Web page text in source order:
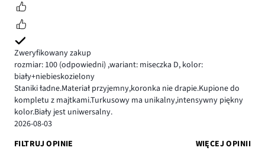
Zweryfikowany zakup
rozmiar: 100 (odpowiedni) ,wariant: miseczka D, kolor:
biały+niebieskozielony
Staniki ładne.Materiał przyjemny,koronka nie drapie.Kupione do
kompletu z majtkami.Turkusowy ma unikalny,intensywny piękny
kolor.Biały jest uniwersalny.
2026-08-03
FILTRUJ OPINIE
WIĘCEJ OPINII